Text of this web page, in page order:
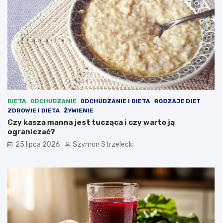
DIETA ODCHUDZANIE ODCHUDZANIE I DIETA
RODZAJE DIET
ZDROWIE I DIETA
ŻYWIENIE
Czy kasza manna jest tucząca i czy warto ją
ograniczać?
25 lipca 2026 Szymon Strzelecki